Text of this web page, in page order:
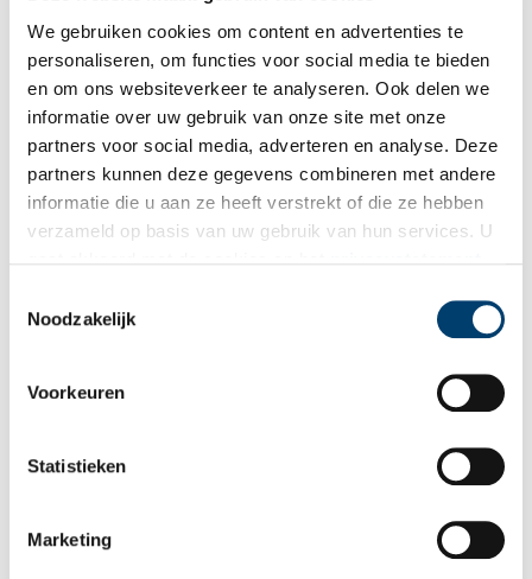
We gebruiken cookies om content en advertenties te
personaliseren, om functies voor social media te bieden
en om ons websiteverkeer te analyseren. Ook delen we
informatie over uw gebruik van onze site met onze
partners voor social media, adverteren en analyse. Deze
partners kunnen deze gegevens combineren met andere
informatie die u aan ze heeft verstrekt of die ze hebben
verzameld op basis van uw gebruik van hun services. U
Noodzakelijk
Voorkeuren
Statistieken
Marketing
Vink dit aan als u op de hoogte gehouden wil worden.
Bekijk meer video's
Een jaar rond in de Eendenkooi ’t Zand